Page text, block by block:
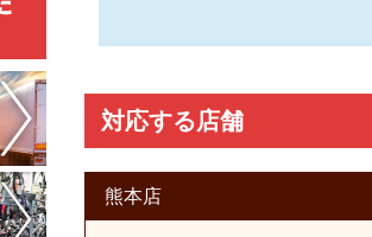
対応する店舗
熊本店